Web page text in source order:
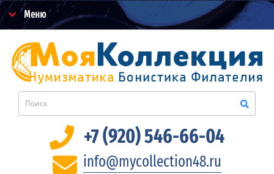
Меню
+7 (920) 546-66-04
info@mycollection48.ru